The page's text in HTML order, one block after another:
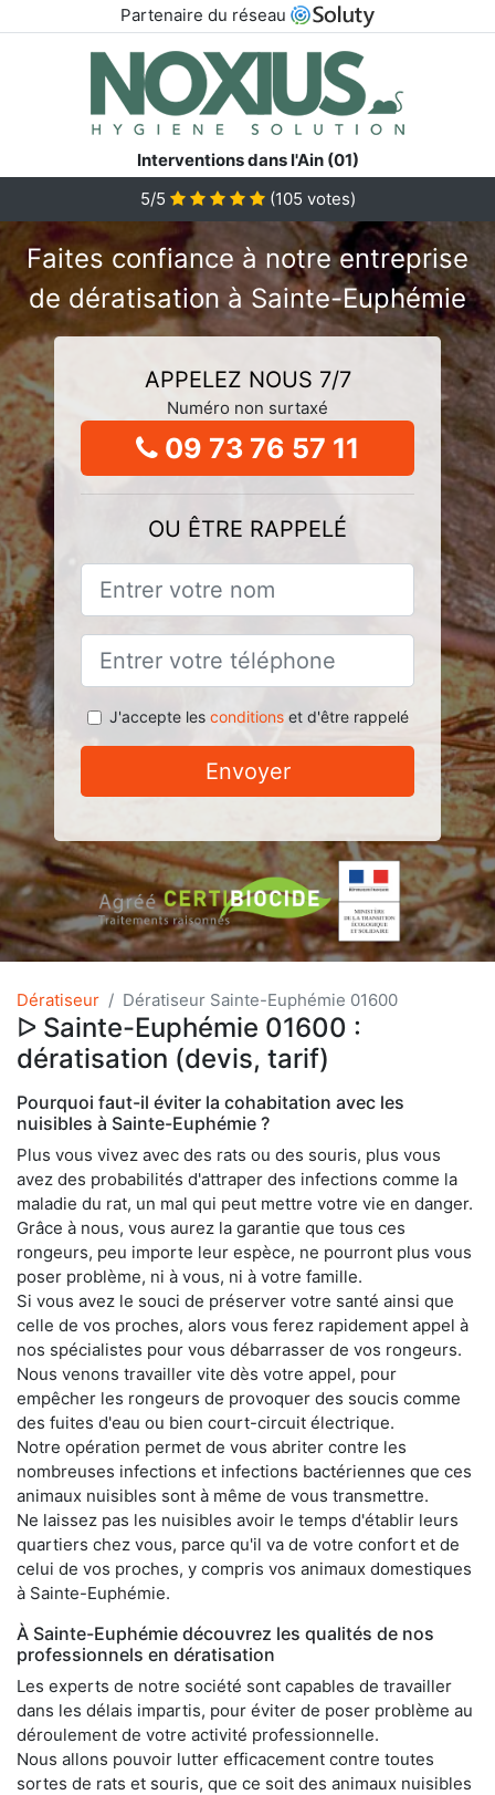
Partenaire du réseau
Interventions dans l'Ain (01)
5/5
(105 votes)
Faites confiance à notre entreprise
de dératisation à Sainte-Euphémie
APPELEZ NOUS 7/7
Numéro non surtaxé
09 73 76 57 11
OU ÊTRE RAPPELÉ
J'accepte les conditionset d'être rappelé
Envoyer
Dératiseur Dératiseur Sainte-Euphémie 01600
ᐅ Sainte-Euphémie 01600 :
dératisation (devis, tarif)
Pourquoi faut-il éviter la cohabitation avec les
nuisibles à Sainte-Euphémie ?
Plus vous vivez avec des rats ou des souris, plus vous
avez des probabilités d'attraper des infections comme la
maladie du rat, un mal qui peut mettre votre vie en danger.
Grâce à nous, vous aurez la garantie que tous ces
rongeurs, peu importe leur espèce, ne pourront plus vous
poser problème, ni à vous, ni à votre famille.
Si vous avez le souci de préserver votre santé ainsi que
celle de vos proches, alors vous ferez rapidement appel à
nos spécialistes pour vous débarrasser de vos rongeurs.
Nous venons travailler vite dès votre appel, pour
empêcher les rongeurs de provoquer des soucis comme
des fuites d'eau ou bien court-circuit électrique.
Notre opération permet de vous abriter contre les
nombreuses infections et infections bactériennes que ces
animaux nuisibles sont à même de vous transmettre.
Ne laissez pas les nuisibles avoir le temps d'établir leurs
quartiers chez vous, parce qu'il va de votre confort et de
celui de vos proches, y compris vos animaux domestiques
à Sainte-Euphémie.
À Sainte-Euphémie découvrez les qualités de nos
professionnels en dératisation
Les experts de notre société sont capables de travailler
dans les délais impartis, pour éviter de poser problème au
déroulement de votre activité professionnelle.
Nous allons pouvoir lutter efficacement contre toutes
sortes de rats et souris, que ce soit des animaux nuisibles